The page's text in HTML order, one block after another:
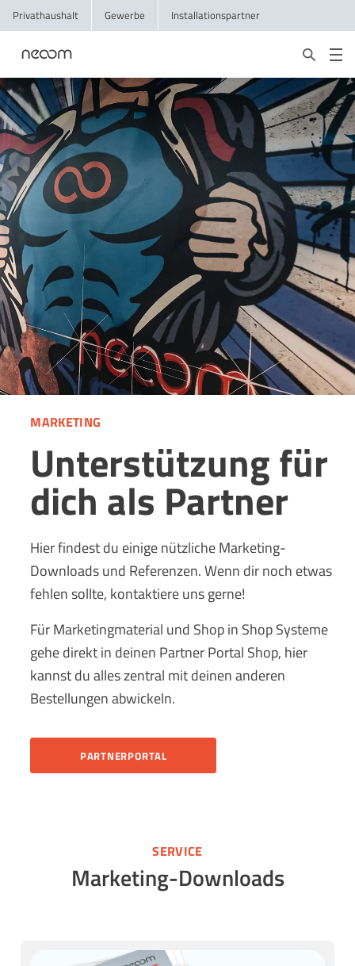
Privathaushalt Gewerbe Installationspartner
MARKETING
Unterstützung für
dich als Partner
Hier findest du einige nützliche Marketing-
Downloads und Referenzen. Wenn dir noch etwas
fehlen sollte, kontaktiere uns gerne!
Für Marketingmaterial und Shop in Shop Systeme
gehe direkt in deinen Partner Portal Shop, hier
kannst du alles zentral mit deinen anderen
Bestellungen abwickeln.
PARTNERPORTAL
SERVICE
Marketing-Downloads